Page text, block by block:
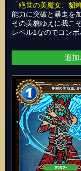
「絶世の美魔女、貂
能力に突破と暴走を
その美貌ゆえに我こ
レベル1なのでコンボ
追加